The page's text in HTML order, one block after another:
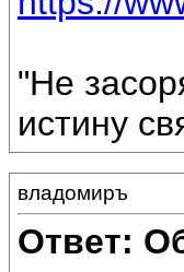
"Не
истину
владомиръ
Ответ: